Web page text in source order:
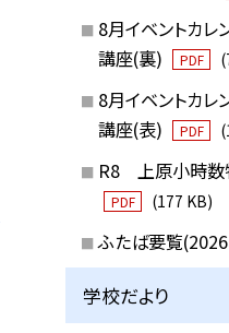
8月イベントカレ
講座(裏)
PDF
8月イベントカレ
講座(表)
PDF
R8 上原小時数
PDF (177 KB)
ふたば要覧
学校だより